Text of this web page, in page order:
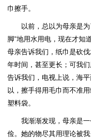
巾擦手。
以前，总以为母亲是
脚”地用水用电，现在才知
母亲告诉我们，纸巾是砍
年时间，甚至更长；可我
告诉我们，电视上说，海
以，擦手得用毛巾而不准
塑料袋。
我渐渐发现，母亲是
俭。她的物尽其用理论被